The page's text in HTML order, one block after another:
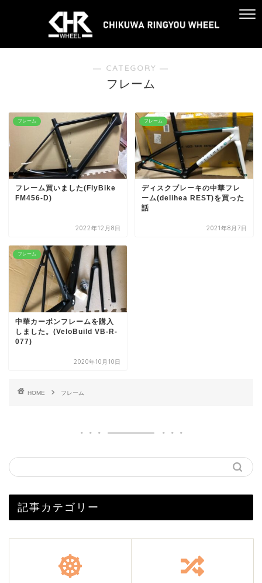
― CATEGORY ―
フレーム
フレーム
フレーム買いました(FlyBike
FM456-D)
2022年12月8日
フレーム
ディスクブレーキの中華フレ
ーム(delihea REST)を買った
話
2021年8月7日
フレーム
中華カーボンフレームを購入
しました。(VeloBuild VB-R-
077)
2020年10月10日
HOME フレーム
記事カテゴリー